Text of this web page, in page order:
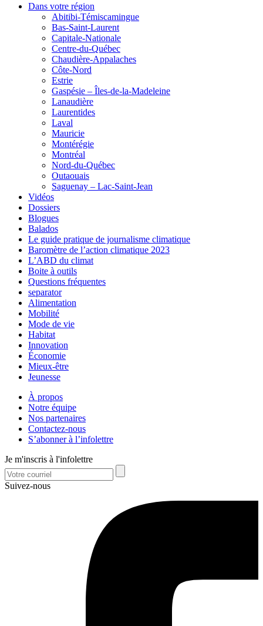
Dans votre région
Abitibi-Témiscamingue
Bas-Saint-Laurent
Capitale-Nationale
Centre-du-Québec
Chaudière-Appalaches
Côte-Nord
Estrie
Gaspésie – Îles-de-la-Madeleine
Lanaudière
Laurentides
Laval
Mauricie
Montérégie
Montréal
Nord-du-Québec
Outaouais
Saguenay – Lac-Saint-Jean
Vidéos
Dossiers
Blogues
Balados
Le guide pratique de journalisme climatique
Baromètre de l’action climatique 2023
L’ABD du climat
Boite à outils
Questions fréquentes
separator
Alimentation
Mobilité
Mode de vie
Habitat
Innovation
Économie
Mieux-être
Jeunesse
À propos
Notre équipe
Nos partenaires
Contactez-nous
S’abonner à l’infolettre
Je m'inscris à l'infolettre
Suivez-nous